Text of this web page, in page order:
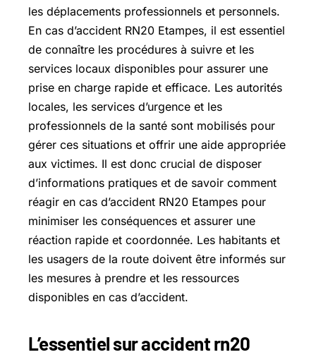
les déplacements professionnels et personnels.
En cas d’accident RN20 Etampes, il est essentiel
de connaître les procédures à suivre et les
services locaux disponibles pour assurer une
prise en charge rapide et efficace. Les autorités
locales, les services d’urgence et les
professionnels de la santé sont mobilisés pour
gérer ces situations et offrir une aide appropriée
aux victimes. Il est donc crucial de disposer
d’informations pratiques et de savoir comment
réagir en cas d’accident RN20 Etampes pour
minimiser les conséquences et assurer une
réaction rapide et coordonnée. Les habitants et
les usagers de la route doivent être informés sur
les mesures à prendre et les ressources
disponibles en cas d’accident.
L’essentiel sur accident rn20